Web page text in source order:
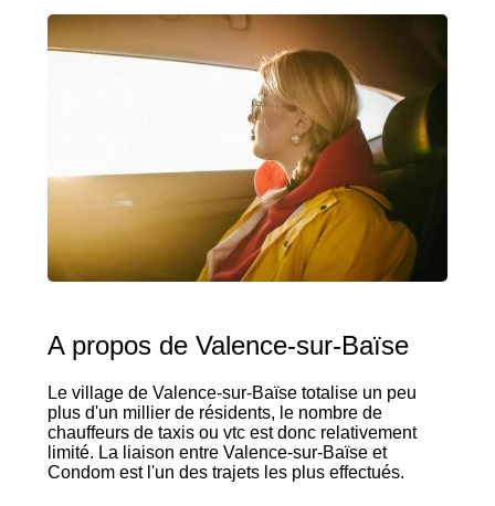
A propos de Valence-sur-Baïse
Le village de Valence-sur-Baïse totalise un peu
plus d'un millier de résidents, le nombre de
chauffeurs de taxis ou vtc est donc relativement
limité. La liaison entre Valence-sur-Baïse et
Condom est l'un des trajets les plus effectués.